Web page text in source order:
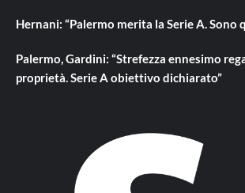
Hernani: “Palermo merita la Serie A. Sono
Palermo, Gardini: “Strefezza ennesimo
proprietà. Serie A obiettivo dichiarato”